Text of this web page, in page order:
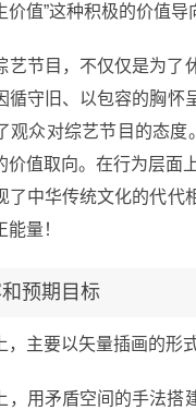
值”这种积极的价值导
艺节目，不仅仅是为
循守旧、以包容的胸怀
观众对综艺节目的态
价值取向。在行为层面
了中华传统文化的代代
量！
预期目标
，主要以矢量插画的形
，用矛盾空间的手法搭